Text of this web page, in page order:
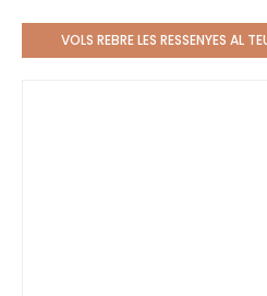
VOLS REBRE LES RESSENYES AL